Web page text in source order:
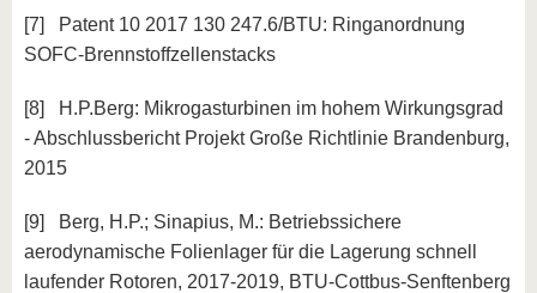
[7] Patent 10 2017 130 247.6/BTU: Ringanordnung
SOFC-Brennstoffzellenstacks
[8] H.P.Berg: Mikrogasturbinen im hohem Wirkungsgrad
- Abschlussbericht Projekt Große Richtlinie Brandenburg,
2015
[9] Berg, H.P.; Sinapius, M.: Betriebssichere
aerodynamische Folienlager für die Lagerung schnell
laufender Rotoren, 2017-2019, BTU-Cottbus-Senftenberg